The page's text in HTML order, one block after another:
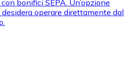
bonifici SEPA. Un’opzione
operare direttamente dal